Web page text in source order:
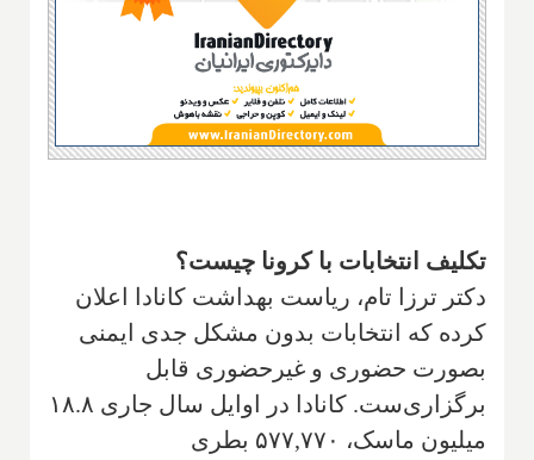
تکلیف انتخابات با کرونا چیست؟
دکتر ترزا تام، ریاست بهداشت کانادا اعلان
کرده که انتخابات بدون مشکل جدی ایمنی
بصورت حضوری و غیرحضوری قابل
برگزاری‌ست. کانادا در اوایل سال جاری ۱۸.۸
میلیون ماسک، ۵۷۷,۷۷۰ بطری